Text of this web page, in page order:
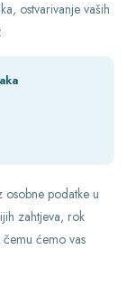
ostvarivanje vaših
podatke u
zahtjeva, rok
ćemo vas